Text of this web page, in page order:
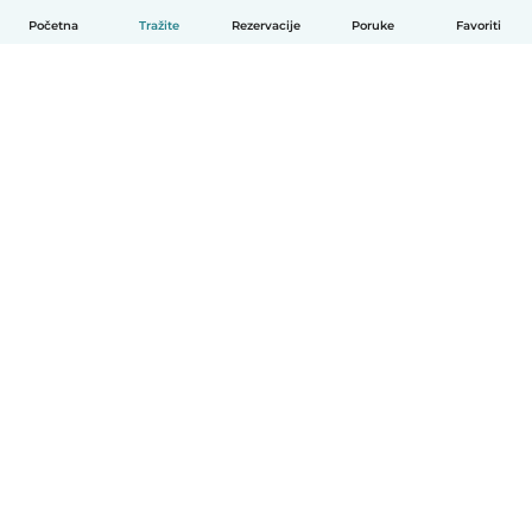
Početna Tražite Rezervacije Poruke Favoriti